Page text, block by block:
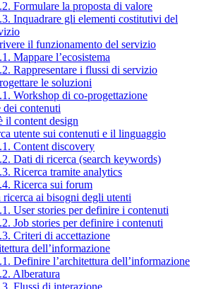
Formulare la proposta di valore
Inquadrare gli elementi costitutivi del
il funzionamento del servizio
Mappare l’ecosistema
Rappresentare i flussi di servizio
le soluzioni
Workshop di co-progettazione
dei contenuti
il content design
utente sui contenuti e il linguaggio
Content discovery
Dati di ricerca (search keywords)
Ricerca tramite analytics
Ricerca sui forum
ai bisogni degli utenti
User stories per definire i contenuti
Job stories per definire i contenuti
Criteri di accettazione
dell’informazione
Definire l’architettura dell’informazione
Alberatura
Flussi di interazione